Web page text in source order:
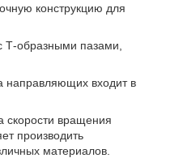
конструкцию для
Т-образными пазами,
направляющих входит в
скорости вращения
производить
материалов.